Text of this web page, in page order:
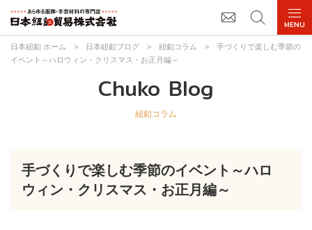
日本紐釦 ホーム > 日本紐釦ブログ > 紐釦コラム >
手づくりで楽しむ季節の
イベント～ハロウィン・クリスマス・お正月編～
Chuko Blog
紐釦コラム
手づくりで楽しむ季節のイベント～ハロ
ウィン・クリスマス・お正月編～